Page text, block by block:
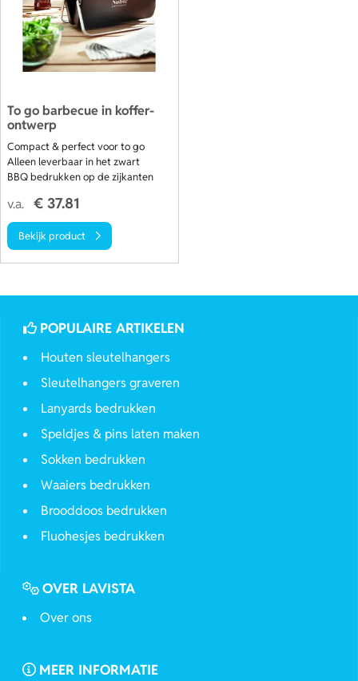
To go barbecue in koffer-
ontwerp
Compact & perfect voor to go
Alleen leverbaar in het zwart
BBQ bedrukken op de zijkanten
v.a. € 37.81
Bekijk product
POPULAIRE ARTIKELEN
Houten sleutelhangers
Sleutelhangers graveren
Lanyards bedrukken
Speldjes & pins laten maken
Sokken bedrukken
Waaiers bedrukken
Brooddoos bedrukken
Fluohesjes bedrukken
OVER LAVISTA
Over ons
MEER INFORMATIE